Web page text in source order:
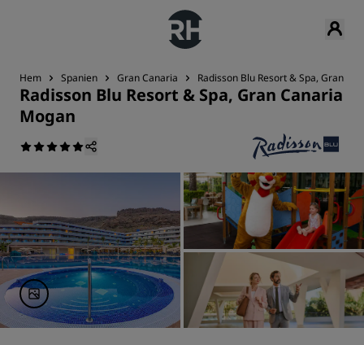
Hem Spanien Gran Canaria Radisson Blu Resort & Spa, Gran
Radisson Blu Resort & Spa, Gran Canaria
Mogan